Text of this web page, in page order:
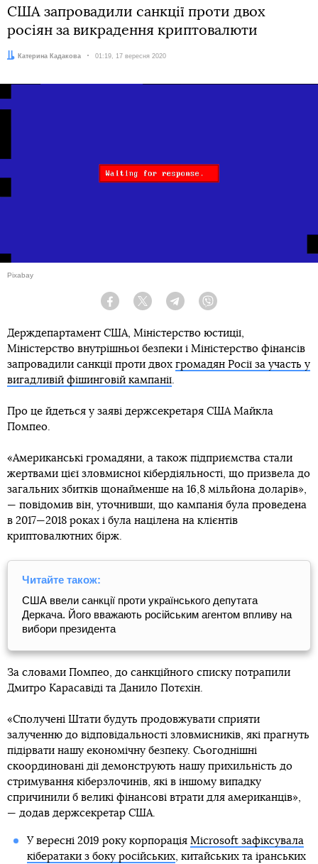
США запровадили санкції проти двох
росіян за викрадення криптовалюти
Автор:Катерина Кадакова Дата:
01:19, 17 вересня 2020
Pixabay
Facebook Twitter Telegram
Держдепартамент США, Міністерство юстиції,
Міністерство внутрішньої безпеки і Міністерство фінансів
запровадили санкції проти двох громадян Росії за участь у
вигадливій фішинговій кампанії
Про це йдеться у заяві держсекретаря США Майкла
Помпео.
«Американські громадяни, а також підприємства стали
жертвами цієї зловмисної кібердіяльності, що призвела до
загальних збитків щонайменше на 16,8 мільйона доларів»,
— повідомив він, уточнивши, що кампанія була проведена
в 2017—2018 роках і була націлена на клієнтів
криптовалютних бірж.
Читайте також:
США ввели санкції проти українського депутата
Деркача. Його вважають російським агентом впливу на
вибори президента
За словами Помпео, до санкційного списку потрапили
Дмитро Карасавіді та Данило Потєхін.
«Сполучені Штати будуть продовжувати сприяти
залученню до відповідальності зловмисників, які прагнуть
підірвати нашу економічну безпеку. Сьогоднішні
скоординовані дії демонструють нашу прихильність до
стримування кіберзлочинів, які в іншому випадку
спричинили б великі фінансові втрати для американців»,
— додав держсекретар США.
У вересні 2019 року корпорація Microsoft зафіксувала
кібератаки з боку російських, китайських та іранських